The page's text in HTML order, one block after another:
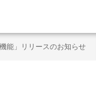
能」リリースのお知らせ